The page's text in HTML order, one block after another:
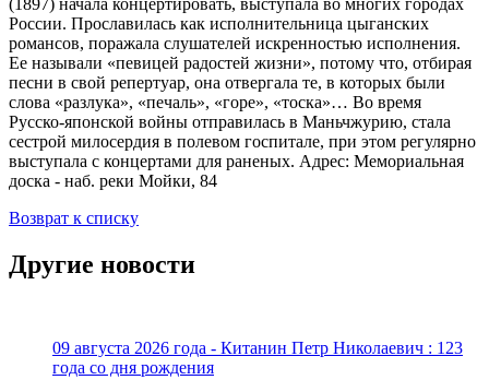
России. Прославилась как исполнительница цыганских
романсов, поражала слушателей искренностью исполнения.
Ее называли «певицей радостей жизни», потому что, отбирая
песни в свой репертуар, она отвергала те, в которых были
слова «разлука», «печаль», «горе», «тоска»… Во время
Русско-японской войны отправилась в Маньчжурию, стала
сестрой милосердия в полевом госпитале, при этом регулярно
выступала с концертами для раненых. Адрес: Мемориальная
доска - наб. реки Мойки, 84
Возврат к списку
Другие новости
09 августа 2026 года - Китанин Петр Николаевич : 123
года со дня рождения